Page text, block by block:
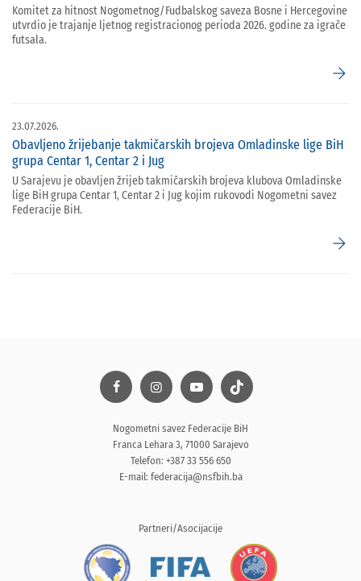
Komitet za hitnost Nogometnog/Fudbalskog saveza Bosne i Hercegovine
utvrdio je trajanje ljetnog registracionog perioda 2026. godine za igrače
futsala.
arrow_forward
23.07.2026.
Obavljeno žrijebanje takmičarskih brojeva Omladinske lige BiH
grupa Centar 1, Centar 2 i Jug
U Sarajevu je obavljen žrijeb takmičarskih brojeva klubova Omladinske
lige BiH grupa Centar 1, Centar 2 i Jug kojim rukovodi Nogometni savez
Federacije BiH.
arrow_forward
Nogometni savez Federacije BiH
Franca Lehara 3, 71000 Sarajevo
Telefon: +387 33 556 650
E-mail: federacija@nsfbih.ba
Partneri/Asocijacije